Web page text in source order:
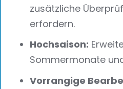
zusätzliche
erfordern.
Hochsaison:
Sommermonate
Vorrangige